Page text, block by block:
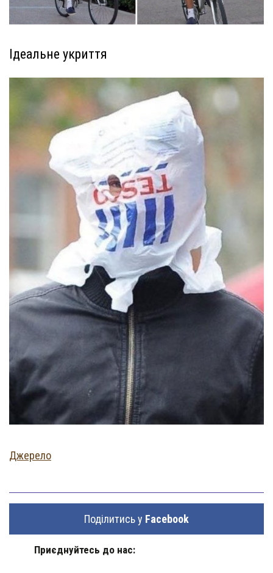
Ідеальне укриття
Джерело
Поділитись у Facebook
Приєднуйтесь до нас: